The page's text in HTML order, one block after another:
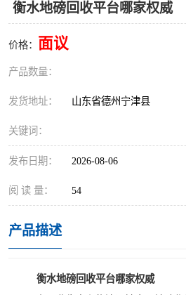
衡水地磅回收平台哪家权威
价格： 面议
产品数量：
发货地址： 山东省德州宁津县
关键词：
发布日期： 2026-08-06
阅 读 量： 54
产品描述
衡水地磅回收平台哪家权威